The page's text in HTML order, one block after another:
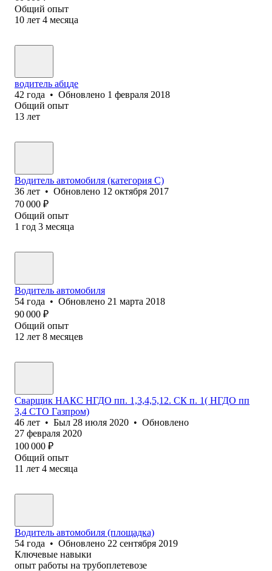
Общий опыт
10 лет 4 месяца
водитель абцде
42 года • Обновлено 1 февраля 2018
Общий опыт
13 лет
Водитель автомобиля (категория C)
36 лет • Обновлено 12 октября 2017
70 000 ₽
Общий опыт
1 год 3 месяца
Водитель автомобиля
54 года • Обновлено 21 марта 2018
90 000 ₽
Общий опыт
12 лет 8 месяцев
Сварщик НАКС НГДО пп. 1,3,4,5,12. СК п. 1( НГДО пп
3,4 СТО Газпром)
46 лет • Был 28 июля 2020 • Обновлено
27 февраля 2020
100 000 ₽
Общий опыт
11 лет 4 месяца
Водитель автомобиля (площадка)
54 года • Обновлено 22 сентября 2019
Ключевые навыки
опыт работы на трубоплетевозе